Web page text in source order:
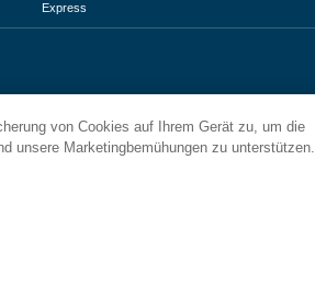
von Cookies auf Ihrem Gerät zu, um die
unsere Marketingbemühungen zu unterstützen.